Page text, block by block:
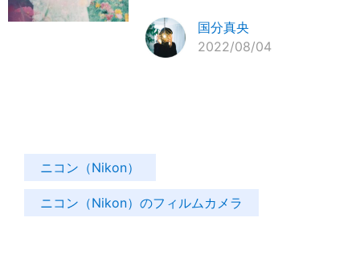
国分真央
2022/08/04
ニコン（Nikon）
ニコン（Nikon）のフィルムカメラ